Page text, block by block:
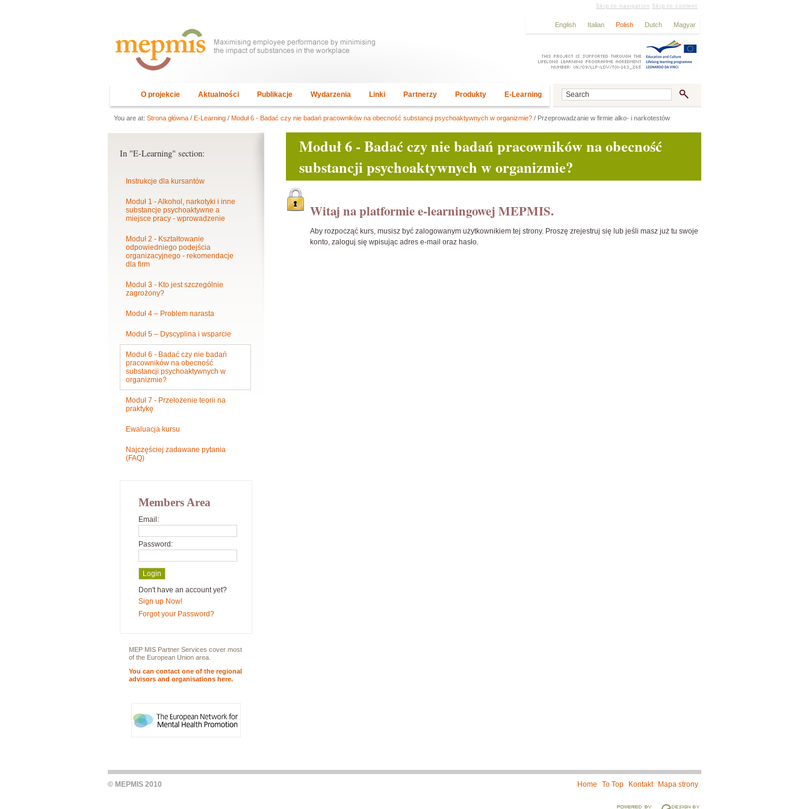
Skip to navigation Skip to content
English Italian Polish Dutch Magyar
O projekcie Aktualności Publikacje Wydarzenia Linki Partnerzy Produkty E-Learning
You are at: Strona główna / E-Learning / Moduł 6 - Badać czy nie badań pracowników na obecność substancji psychoaktywnych w organizmie? / Przeprowadzanie w firmie alko- i narkotestów
Moduł 6 - Badać czy nie badań pracowników na obecność
substancji psychoaktywnych w organizmie?
Witaj na platformie e-learningowej MEPMIS.
Aby rozpocząć kurs, musisz być zalogowanym użytkownikiem tej strony. Proszę zrejestruj się lub jeśli masz już tu swoje
konto, zaloguj się wpisując adres e-mail oraz hasło.
In "E-Learning" section:
Instrukcje dla kursantów
Moduł 1 - Alkohol, narkotyki i inne
substancje psychoaktywne a
miejsce pracy - wprowadzenie
Moduł 2 - Kształtowanie
odpowiedniego podejścia
organizacyjnego - rekomendacje
dla firm
Moduł 3 - Kto jest szczególnie
zagrożony?
Moduł 4 – Problem narasta
Moduł 5 – Dyscyplina i wsparcie
Moduł 6 - Badać czy nie badań
pracowników na obecność
substancji psychoaktywnych w
organizmie?
Moduł 7 - Przełożenie teorii na
praktykę
Ewaluacja kursu
Najczęściej zadawane pytania
(FAQ)
Members Area
Email:
Password:
Don't have an account yet?
Sign up Now!
Forgot your Password?
MEP MIS Partner Services cover most
of the European Union area.
You can contact one of the regional
advisors and organisations here.
© MEPMIS 2010 Home To Top Kontakt Mapa strony